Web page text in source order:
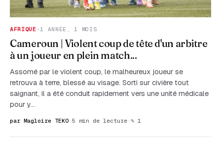
AFRIQUE ·1 ANNÉE, 1 MOIS
Cameroun | Violent coup de tête d'un arbitre
à un joueur en plein match...
Assomé par le violent coup, le malheureux joueur se
retrouva à terre, blessé au visage. Sorti sur civière tout
saignant, il a été conduit rapidement vers une unité médicale
pour y…
par Magloire TEKO · 5 min de lecture · ✎ 1